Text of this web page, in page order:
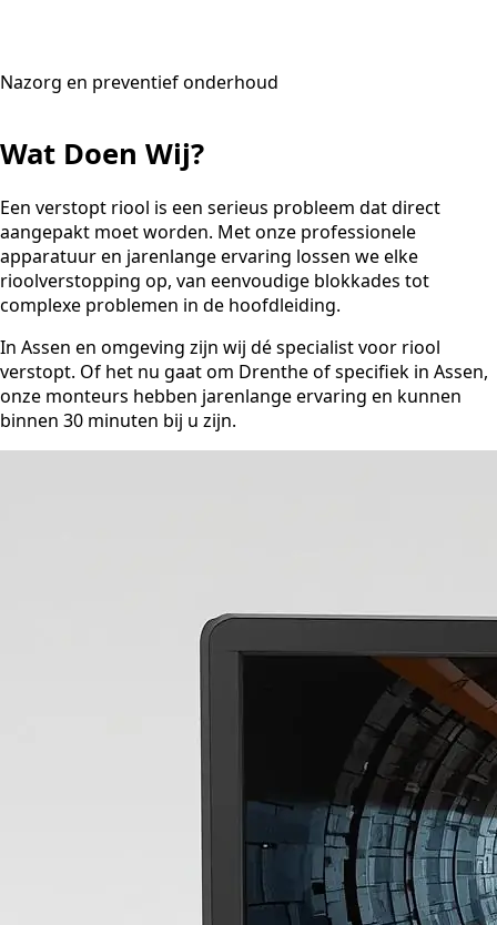
Nazorg en preventief onderhoud
Wat Doen Wij?
Een verstopt riool is een serieus probleem dat direct
aangepakt moet worden. Met onze professionele
apparatuur en jarenlange ervaring lossen we elke
rioolverstopping op, van eenvoudige blokkades tot
complexe problemen in de hoofdleiding.
In Assen en omgeving zijn wij dé specialist voor riool
verstopt. Of het nu gaat om Drenthe of specifiek in Assen,
onze monteurs hebben jarenlange ervaring en kunnen
binnen 30 minuten bij u zijn.